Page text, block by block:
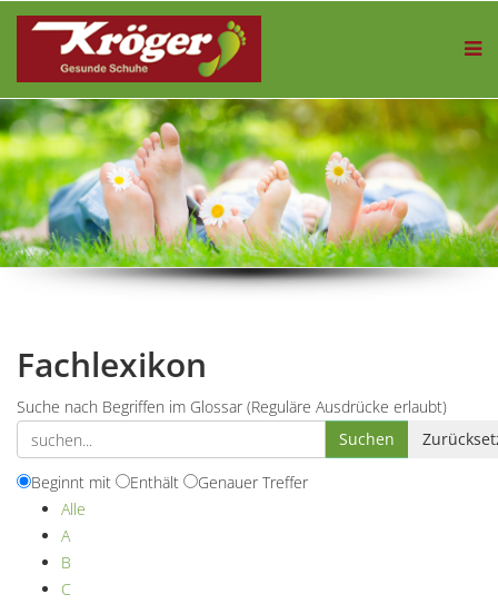
Fachlexikon
Suche nach Begriffen im Glossar (Reguläre Ausdrücke erlaubt)
Beginnt mit Enthält
Genauer Treffer
Alle
A
B
C